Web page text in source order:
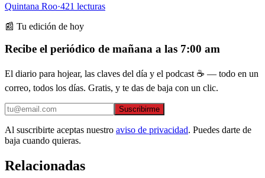
Quintana Roo·421 lecturas
📰 Tu edición de hoy
Recibe el periódico de mañana a las 7:00 am
El diario para hojear, las claves del día y el podcast ☕ — todo en un
correo, todos los días. Gratis, y te das de baja con un clic.
Suscribirme
Al suscribirte aceptas nuestro aviso de privacidad. Puedes darte de
baja cuando quieras.
Relacionadas